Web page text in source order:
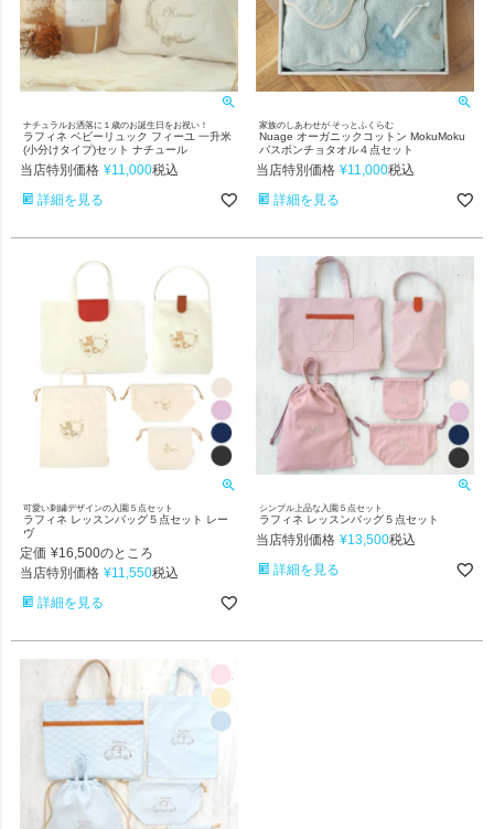
ナチュラルお洒落に１歳のお誕生日をお祝い！
ラフィネ ベビーリュック フィーユ 一升米
(小分けタイプ)セット ナチュール
当店特別価格 ¥11,000税込
詳細を見る
家族のしあわせが そっとふくらむ
Nuage オーガニックコットン MokuMoku
バスポンチョタオル４点セット
当店特別価格 ¥11,000税込
詳細を見る
可愛い刺繍デザインの入園５点セット
ラフィネ レッスンバッグ５点セット レー
ヴ
定価 ¥16,500のところ
当店特別価格 ¥11,550税込
詳細を見る
シンプル上品な入園５点セット
ラフィネ レッスンバッグ５点セット
当店特別価格 ¥13,500税込
詳細を見る